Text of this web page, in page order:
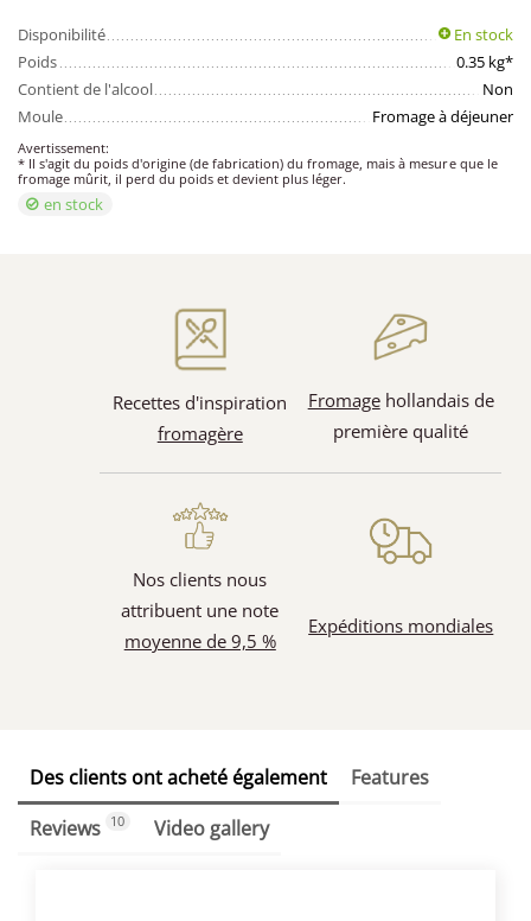
Disponibilité
En stock
Poids
0.35 kg*
Contient de l'alcool
Non
Moule
Fromage à déjeuner
Avertissement:
* Il s'agit du poids d'origine (de fabrication) du fromage, mais à mesure que le
fromage mûrit, il perd du poids et devient plus léger.
en stock
Recettes d'inspiration
fromagère
Fromagehollandais de
première qualité
Nos clients nous
attribuent une note
moyenne de 9,5 %
Expéditions mondiales
Des clients ont acheté également
Features
Reviews 10 Video gallery